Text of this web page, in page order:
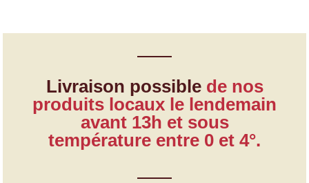
Livraison possible de nos
produits locaux le lendemain
avant 13h et sous
température entre 0 et 4°.